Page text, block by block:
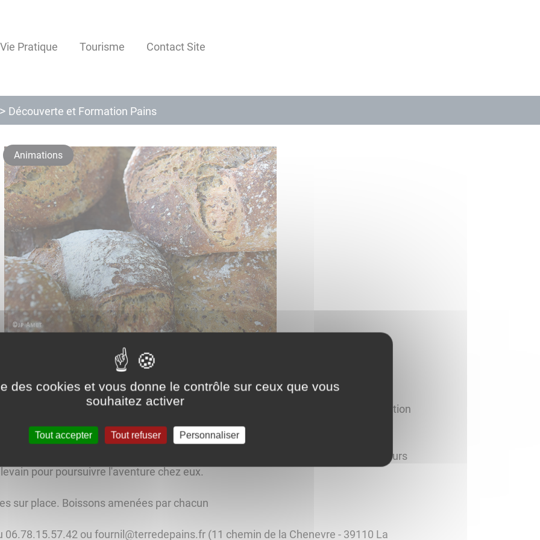
Vie Pratique Tourisme Contact Site
Découverte et Formation Pains
Animations
Pains
dans le Val d'Amour, organise une journée découverte, transmission et formation
2022 de 9h à 17h
étapes de la fabrication du pain. Le faire par soi même et repartir avec plusieurs
pour poursuivre l'aventure chez eux.
sur place. Boissons amenées par chacun
ou fournil@terredepains.fr (11 chemin de la Chenevre - 39110 La
des cookies et vous donne le contrôle sur ceux que vous
souhaitez activer
Tout accepter Tout refuser Personnaliser